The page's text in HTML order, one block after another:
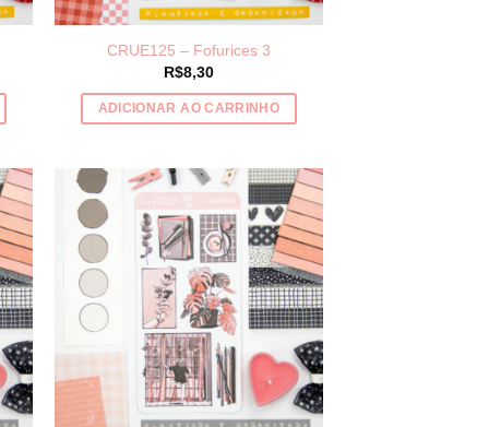
do
produto
CRUE125 – Fofurices 3
R$8,30
ADICIONAR AO CARRINHO